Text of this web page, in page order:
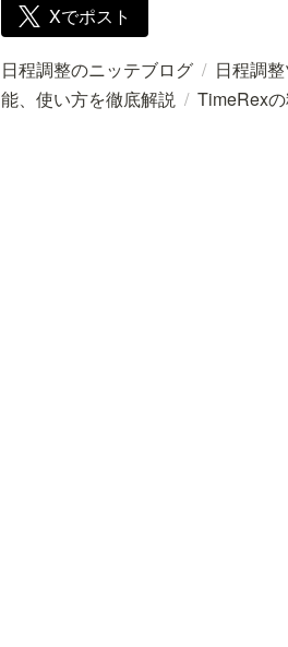
Xでポスト
日程調整のニッテブログ / 日程調
能、使い方を徹底解説 / TimeRex